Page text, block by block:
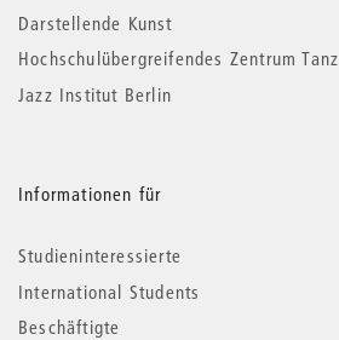
Darstellende Kunst
Hochschulübergreifendes Zentrum Tanz
Jazz Institut Berlin
Informationen für
Studieninteressierte
International Students
Beschäftigte